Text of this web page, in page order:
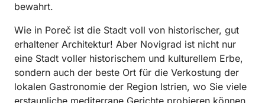
bewahrt.
Wie in Poreč ist die Stadt voll von historischer, gut
erhaltener Architektur! Aber Novigrad ist nicht nur
eine Stadt voller historischem und kulturellem Erbe,
sondern auch der beste Ort für die Verkostung der
lokalen Gastronomie der Region Istrien, wo Sie viele